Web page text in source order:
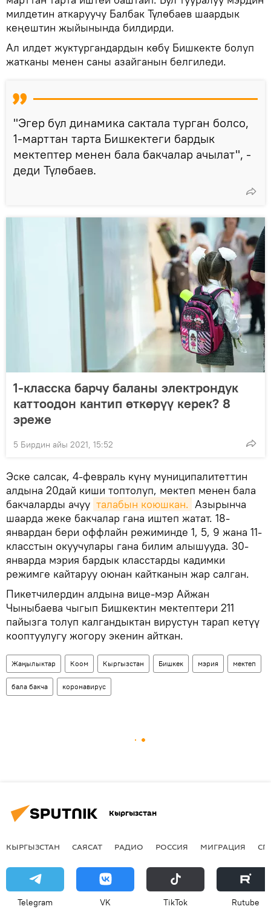
милдетин аткаруучу Балбак Түлөбаев шаардык
кеңештин жыйынында билдирди.
Ал илдет жуктургандардын көбү Бишкекте болуп
жатканы менен саны азайганын белгиледи.
"Эгер бул динамика сактала турган болсо,
1-марттан тарта Бишкектеги бардык
мектептер менен бала бакчалар ачылат", -
деди Түлөбаев.
1-класска барчу баланы электрондук
каттоодон кантип өткөрүү керек? 8
эреже
5 Бирдин айы 2021, 15:52
Эске салсак, 4-февраль күнү муниципалитеттин
алдына 20дай киши топтолуп, мектеп менен бала
бакчаларды ачуу талабын коюшкан. Азырынча
шаарда жеке бакчалар гана иштеп жатат. 18-
январдан бери оффлайн режиминде 1, 5, 9 жана 11-
класстын окуучулары гана билим алышууда. 30-
январда мэрия бардык класстарды кадимки
режимге кайтаруу оюнан кайтканын жар салган.
Пикетчилердин алдына вице-мэр Айжан
Чыныбаева чыгып Бишкектин мектептери 211
пайызга толуп калгандыктан вирустун тарап кетүү
кооптуулугу жогору экенин айткан.
Жаңылыктар Коом Кыргызстан Бишкек мэрия мектеп
бала бакча коронавирус
Кыргызстан
КЫРГЫЗСТАН САЯСАТ РАДИО РОССИЯ МИГРАЦИЯ
Telegram VK ТikТоk Rutube